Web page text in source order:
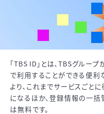
「TBS ID」とは、TBSグルー
で利用することができる便利
より、これまでサービスごと
になるほか、登録情報の一括
は無料です。